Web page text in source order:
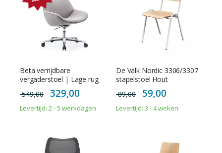
Beta verrijdbare
vergaderstoel | Lage rug
549,00
Special
Price
329,00
Levertijd: 2 - 5 werkdagen
De Valk Nordic 3306/3307
stapelstoel Hout
89,00
Special
Price
59,00
Levertijd: 3 - 4 weken